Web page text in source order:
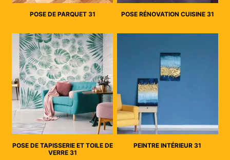
POSE DE PARQUET 31 POSE RÉNOVATION CUISINE 31
POSE DE TAPISSERIE ET TOILE DE
VERRE 31
PEINTRE INTÉRIEUR 31